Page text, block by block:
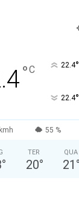
°C 22.4°
22.4°
55 %
°
TER
20°
QUA
21 °